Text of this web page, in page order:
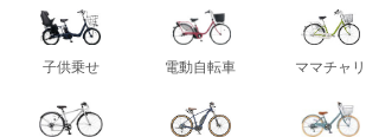
子供乗せ 電動自転車 ママチャリ